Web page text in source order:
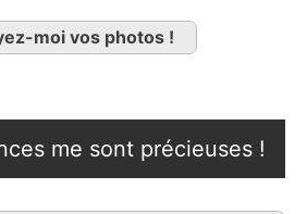
moi vos photos !
me sont précieuses !